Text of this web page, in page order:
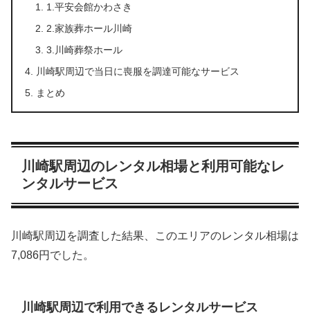
1.平安会館かわさき
2.家族葬ホール川崎
3.川崎葬祭ホール
川崎駅周辺で当日に喪服を調達可能なサービス
まとめ
川崎駅周辺のレンタル相場と利用可能なレ
ンタルサービス
川崎駅周辺を調査した結果、このエリアのレンタル相場は
7,086円でした。
川崎駅周辺で利用できるレンタルサービス